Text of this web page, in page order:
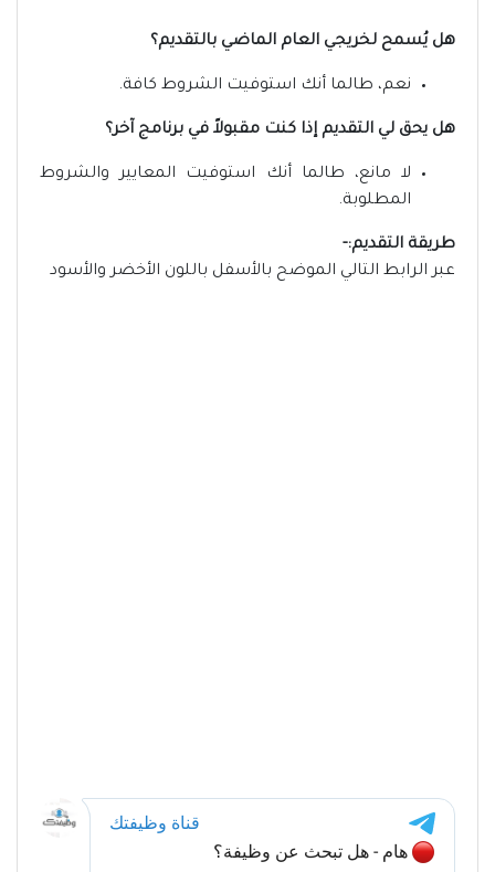
هل يُسمح لخريجي العام الماضي بالتقديم؟
نعم، طالما أنك استوفيت الشروط كافة.
هل يحق لي التقديم إذا كنت مقبولاً في برنامج آخر؟
لا مانع، طالما أنك استوفيت المعايير والشروط
المطلوبة.
طريقة التقديم:-
عبر الرابط التالي الموضح بالأسفل باللون الأخضر والأسود